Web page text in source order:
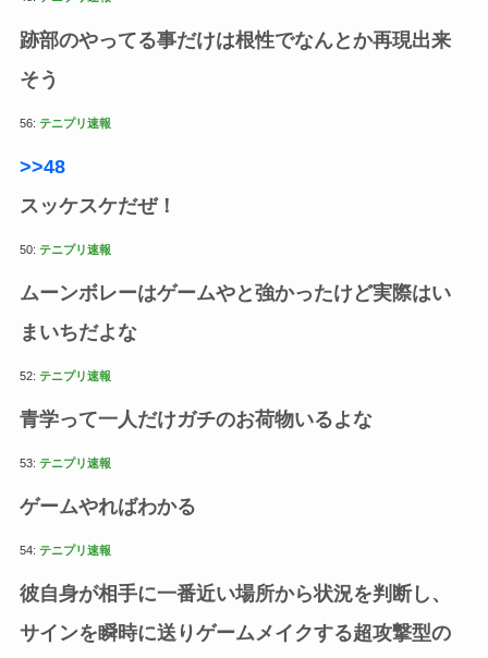
跡部のやってる事だけは根性でなんとか再現出来
そう
56: テニプリ速報
>>48
スッケスケだぜ！
50: テニプリ速報
ムーンボレーはゲームやと強かったけど実際はい
まいちだよな
52: テニプリ速報
青学って一人だけガチのお荷物いるよな
53: テニプリ速報
ゲームやればわかる
54: テニプリ速報
彼自身が相手に一番近い場所から状況を判断し、
サインを瞬時に送りゲームメイクする超攻撃型の